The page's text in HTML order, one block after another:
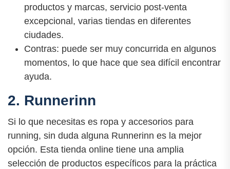
productos y marcas, servicio post-venta
excepcional, varias tiendas en diferentes
ciudades.
Contras: puede ser muy concurrida en algunos
momentos, lo que hace que sea difícil encontrar
ayuda.
2. Runnerinn
Si lo que necesitas es ropa y accesorios para
running, sin duda alguna Runnerinn es la mejor
opción. Esta tienda online tiene una amplia
selección de productos específicos para la práctica